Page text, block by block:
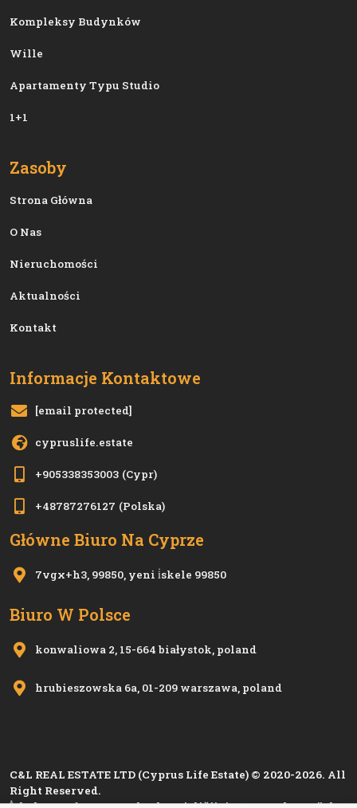
Kompleksy Budynków
Wille
Apartamenty Typu Studio
1+1
Zasoby
Strona Główna
O Nas
Nieruchomości
Aktualności
Kontakt
Informacje Kontaktowe
[email protected]
cypruslife.estate
+905338353003 (Cypr)
+48787276127 (Polska)
Główne Biuro Na Cyprze
7vgx+h3, 99850, yeni i̇skele 99850
Biuro W Polsce
konwaliowa 2, 15-664 białystok, poland
hrubieszowska 6a, 01-209 warszawa, poland
C&L REAL ESTATE LTD (Cyprus Life Estate) © 2020-2026. All
Right Reserved.